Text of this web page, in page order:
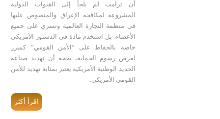
أن ترامب لم يلجأ إلى القنوات الدولية
المشروعة لمكافحة الإغراق والمنصوص عليها
في منظمة التجارة العالمية وتسري على جميع
الأعضاء، بل استخدم مادة في الدستور الأمريكي
خاصة بالحفاظ على “الأمن القومي” كمبرر
لفرض رسوم الحماية، بحجة أن تهديد صناعة
الحديد الوطنية الأمريكية يعتبر بمثابة تهديد للأمن
القومي الأمريكي.
اقرأ أكثر